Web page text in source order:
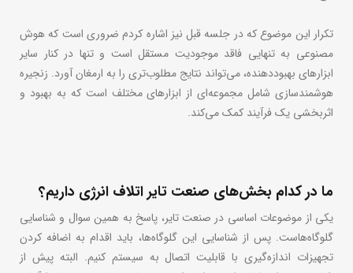
تکرار این موضوع که در جلسه قبل نیز اشاره کردم ضروری است که هوش
مصنوعی به تنهایی فاقد موجودیت مستقل است و تنها در کنار سایر
ابزارهای بهبوددهنده، می‌تواند نتایج مطلوب‌تری را به ارمغان آورد. زنجیره
هوشمندسازی شامل مجموعه‌ای از ابزارهای مختلف است که به بهبود و
اثربخشی یک فرآیند کمک می‌کند.
ما در کدام بخش‌های صنعت تایر اتلاف انرژی داریم؟
یکی از موضوعات اساسی در صنعت تایر، پاسخ به همین سوال و شناسایی
گلوگاه‌هاست. پس از شناسایی این گلوگاه‌ها، باید اقدام به اضافه کردن
تجهیزات اندازه‌گیری با قابلیت اتصال به سیستم کنیم. البته پیش از